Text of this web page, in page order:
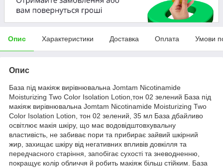
Опис Характеристики Доставка Оплата Умови
Опис
База під макіяж вирівнювальна Jomtam Nicotinamide
Moisturizing Two Color Isolation Lotion,тон 02 зелений База під
макіяж вирівнювальна Jomtam Nicotinamide Moisturizing Two
Color Isolation Lotion, тон 02 зелений, 35 мл База дбайливо
освітлює макія шкіру, що має водовідштовхувальну
властивість, не забиває пори та прибирає зайвий шкірний
жир, захищає шкіру від негативних впливів довкілля та
передчасного старіння, запобігає сухості та зневодненню,
покращує колір обличчя й робить макіяж більш стійким. База